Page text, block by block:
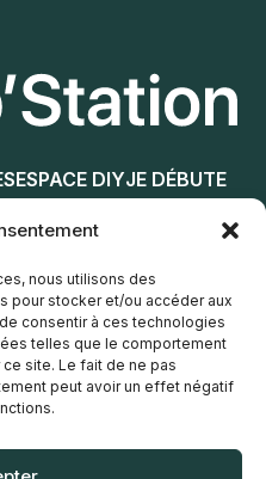
nous utilisons des
pour stocker et/ou accéder aux
consentir à ces technologies
telles que le comportement
site. Le fait de ne pas
peut avoir un effet négatif
0
3
6
18
Choix des options
ESPACE DIYJE DÉBUTE